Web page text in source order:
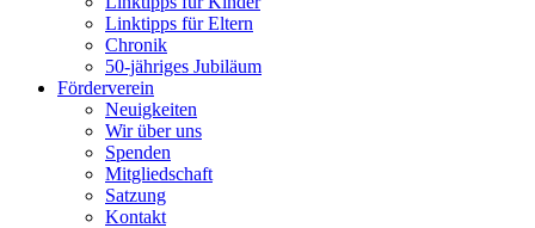
Linktipps für Eltern
Chronik
50-jähriges Jubiläum
Förderverein
Neuigkeiten
Wir über uns
Spenden
Mitgliedschaft
Satzung
Kontakt